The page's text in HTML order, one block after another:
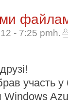
- 7:25 pmh.
участь
Windows